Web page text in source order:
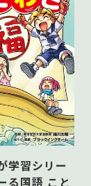
学習シリー
国語 こと